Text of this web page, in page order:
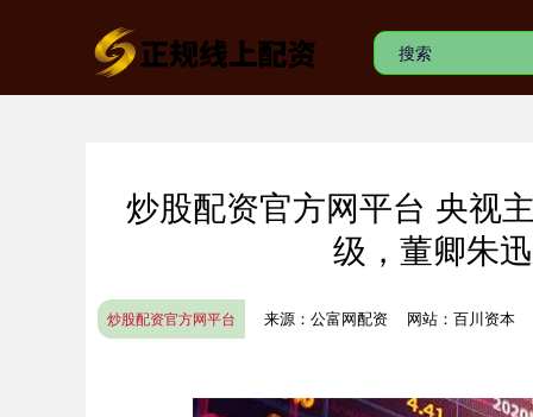
炒股配资官方网平台 央视
级，董卿朱
炒股配资官方网平台 来源：公富网配资 网站：百川资本